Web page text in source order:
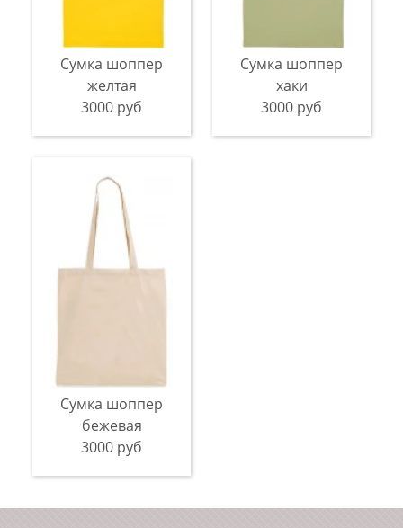
Сумка шоппер
желтая
3000 руб
Сумка шоппер
хаки
3000 руб
Сумка шоппер
бежевая
3000 руб